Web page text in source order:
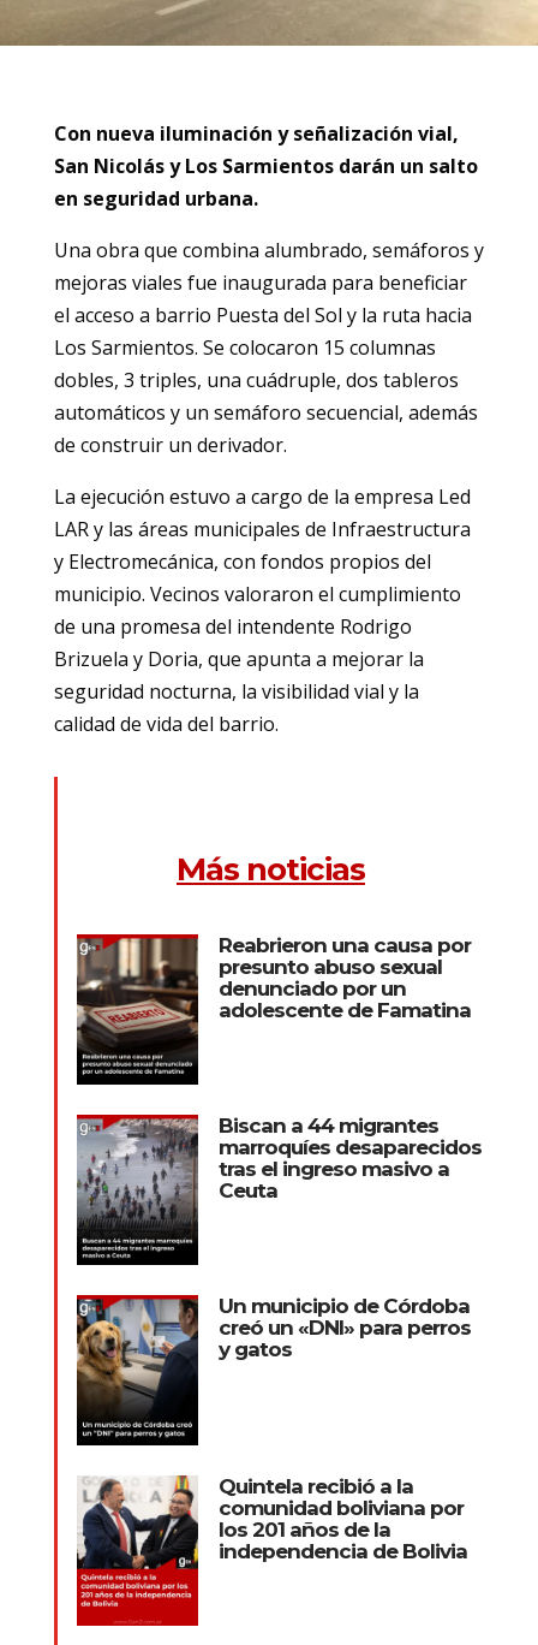
Con nueva iluminación y señalización vial,
San Nicolás y Los Sarmientos darán un salto
en seguridad urbana.
Una obra que combina alumbrado, semáforos y
mejoras viales fue inaugurada para beneficiar
el acceso a barrio Puesta del Sol y la ruta hacia
Los Sarmientos. Se colocaron 15 columnas
dobles, 3 triples, una cuádruple, dos tableros
automáticos y un semáforo secuencial, además
de construir un derivador.
La ejecución estuvo a cargo de la empresa Led
LAR y las áreas municipales de Infraestructura
y Electromecánica, con fondos propios del
municipio. Vecinos valoraron el cumplimiento
de una promesa del intendente Rodrigo
Brizuela y Doria, que apunta a mejorar la
seguridad nocturna, la visibilidad vial y la
calidad de vida del barrio.
Más noticias
Reabrieron una causa por
presunto abuso sexual
denunciado por un
adolescente de Famatina
Biscan a 44 migrantes
marroquíes desaparecidos
tras el ingreso masivo a
Ceuta
Un municipio de Córdoba
creó un «DNI» para perros
y gatos
Quintela recibió a la
comunidad boliviana por
los 201 años de la
independencia de Bolivia